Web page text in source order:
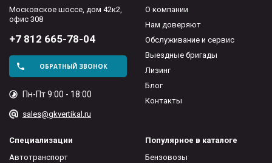
Московское шоссе, дом 42к2,
офис 308
+7 812 665-78-04
ОБРАТНЫЙ ЗВОНОК
Пн-Пт 9:00 - 18:00
sales@gkvertikal.ru
О компании
Нам доверяют
Обслуживание и сервис
Выездные бригады
Лизинг
Блог
Контакты
Специализации
Автотранспорт
Популярное в каталоге
Бензовозы